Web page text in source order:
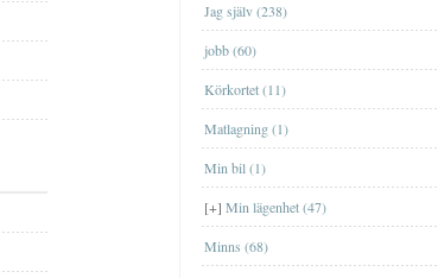
Jag själv (238)
jobb (60)
Körkortet (11)
Matlagning (1)
Min bil (1)
[+] Min lägenhet (47)
Gislaved
Lägenheten i ÖrebroLägenheten i
Örebro
Lägenheten på HörngatanLägenheten på
Hörngatan
Lägenheten på KronogårdenLägenheten
på Kronogården
Minns (68)
BöckerBöcker